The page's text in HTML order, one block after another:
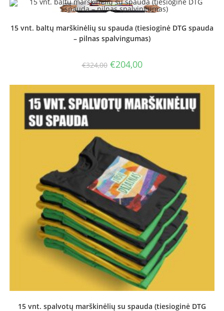
15 vnt. baltų marškinėlių su spauda (tiesioginė DTG spauda
– pilnas spalvingumas)
€324,00 Original
price
€324,00.
€204,00Current
price
€204,00.
15 vnt. spalvotų marškinėlių su spauda (tiesioginė DTG